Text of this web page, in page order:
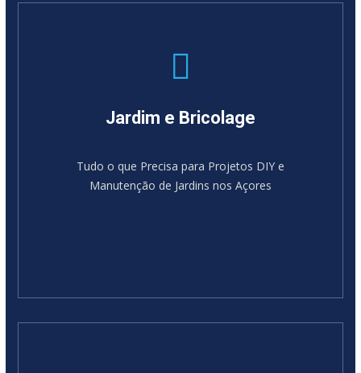
Jardim e Bricolage
Tudo o que Precisa para Projetos DIY e
Manutenção de Jardins nos Açores